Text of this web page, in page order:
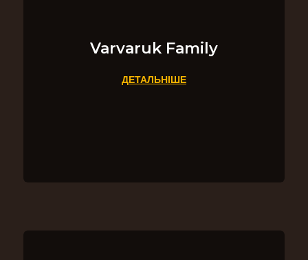
Varvaruk Family
ДЕТАЛЬНІШЕ